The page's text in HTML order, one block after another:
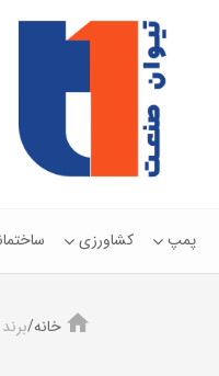
پمپ کشاورزی
خانه/